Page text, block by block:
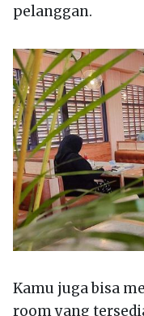
pelanggan.
Kamu juga bisa
room yang